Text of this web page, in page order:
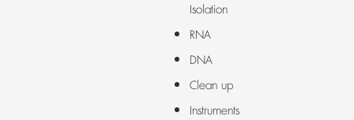
Isolation
RNA
DNA
Clean up
Instruments